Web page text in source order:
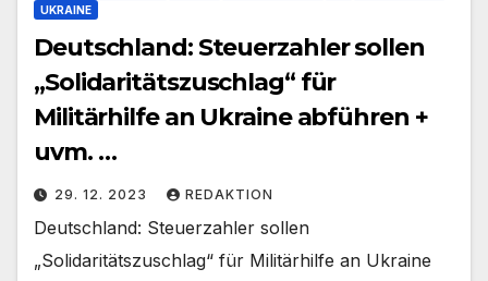
UKRAINE
Deutschland: Steuerzahler sollen
„Solidaritätszuschlag“ für
Militärhilfe an Ukraine abführen +
uvm. …
29. 12. 2023 REDAKTION
Deutschland: Steuerzahler sollen
„Solidaritätszuschlag“ für Militärhilfe an Ukraine